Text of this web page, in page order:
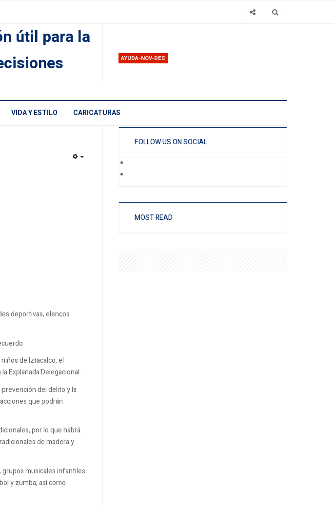
útil para la
AYUDA-NOV-DEC
VIDA Y ESTILO CARICATURAS
deportivas, elencos
de Iztacalco, el
Explanada Delegacional.
del delito y la
que podrán
por lo que habrá
de madera y
grupos musicales infantiles
y zumba, así como
FOLLOW US ON SOCIAL
MOST READ